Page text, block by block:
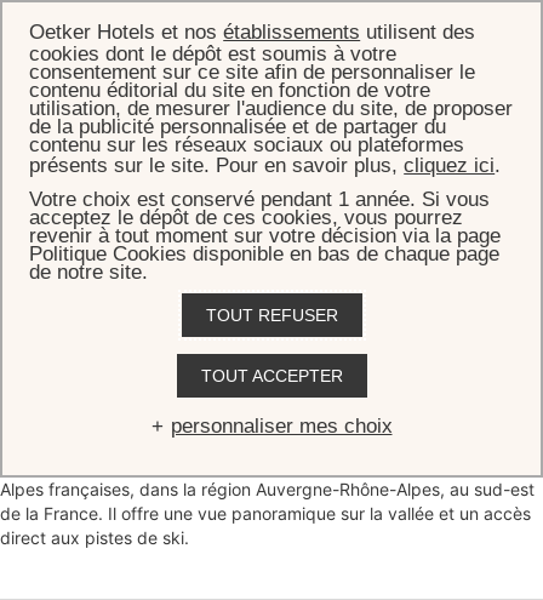
ACCUEIL FOIRE AUX QUESTIONS
Foire Aux Questions
A propos de l'hôtel
OÙ SE TROUVE L'APOGÉE COURCHEVEL ?
Alpes françaises, dans la région Auvergne-Rhône-Alpes, au sud-est
de la France. Il offre une vue panoramique sur la vallée et un accès
direct aux pistes de ski.
Oetker Hotels et nosétablissements utilisent des
cookies dont le dépôt est soumis à votre
consentement sur ce site afin de personnaliser le
contenu éditorial du site en fonction de votre
utilisation, de mesurer l'audience du site, de proposer
de la publicité personnalisée et de partager du
contenu sur les réseaux sociaux ou plateformes
présents sur le site. Pour en savoir plus,cliquez ici.
Votre choix est conservé pendant 1 année. Si vous
acceptez le dépôt de ces cookies, vous pourrez
revenir à tout moment sur votre décision via la page
Politique Cookies disponible en bas de chaque page
de notre site.
TOUT REFUSER
TOUT ACCEPTER
personnaliser mes choix